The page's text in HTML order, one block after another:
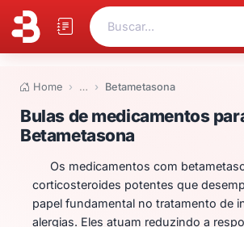
Buscar...
Home … Betametasona
Bulas de
Bulas de medicamentos
Betametasona
Os medicamentos com
corticosteroides potentes que
papel fundamental no tratamento de
alergias. Eles atuam reduzindo a